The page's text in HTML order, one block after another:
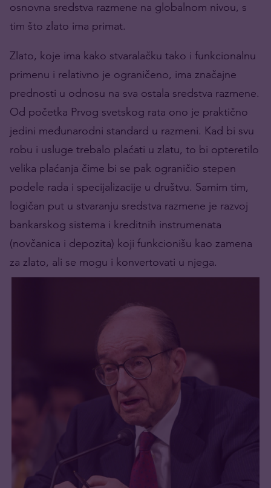
osnovna sredstva razmene na globalnom nivou, s
tim što zlato ima primat.
Zlato, koje ima kako stvaralačku tako i funkcionalnu
primenu i relativno je ograničeno, ima značajne
prednosti u odnosu na sva ostala sredstva razmene.
Od početka Prvog svetskog rata ono je praktično
jedini međunarodni standard u razmeni. Kad bi svu
robu i usluge trebalo plaćati u zlatu, to bi opteretilo
velika plaćanja čime bi se pak ograničio stepen
podele rada i specijalizacije u društvu. Samim tim,
logičan put u stvaranju sredstva razmene je razvoj
bankarskog sistema i kreditnih instrumenata
(novčanica i depozita) koji funkcionišu kao zamena
za zlato, ali se mogu i konvertovati u njega.